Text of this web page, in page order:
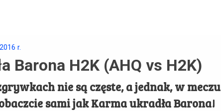
r.
Barona H2K (AHQ vs H2K)
nie są częste, a jednak, w meczu
sami jak Karma ukradła Barona!